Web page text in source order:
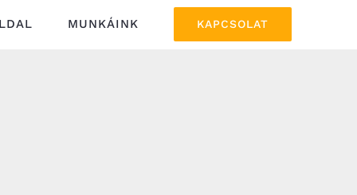
MUNKÁINK KAPCSOLAT